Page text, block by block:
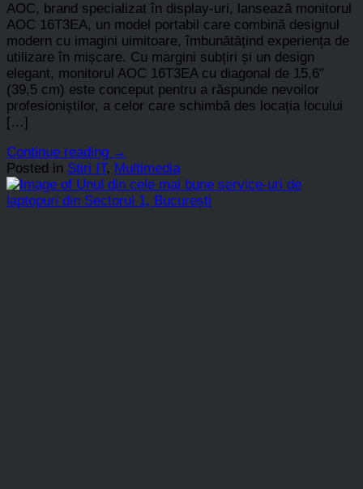
AOC, brand specializat în display-uri, lansează monitorul
AOC 16T3EA, un model portabil care combină designul
modern cu imagini uimitoare, îmbunătățind experiența de
utilizare în mișcare. Cu margini subțiri și un design
elegant, monitorul AOC 16T3EA cu diagonal de 15,6″
(39,5 cm) este conceput pentru a răspunde nevoilor
profesioniștilor, a celor care schimbă des locația locului
[…]
Continue reading →
Posted in Stiri IT, Multimedia